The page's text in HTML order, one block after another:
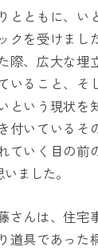
とともに、い
クを受けまし
際、広大な埋
いること、そ
という現状を
付いているそ
ていく目の前
ました。
さんは、住宅
道具であった